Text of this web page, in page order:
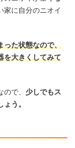
家に自分のニオイ
った状態なので、
を大きくしてみて
で、 少しでもス
う。